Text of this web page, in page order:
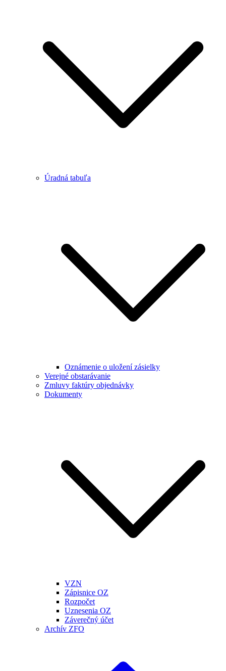
Úradná tabuľa
Oznámenie o uložení zásielky
Verejné obstarávanie
Zmluvy faktúry objednávky
Dokumenty
VZN
Zápisnice OZ
Rozpočet
Uznesenia OZ
Záverečný účet
Archív ZFO